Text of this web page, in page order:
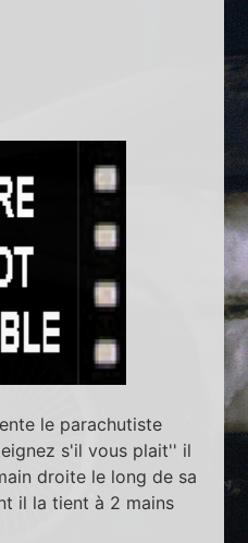
le parachutiste
s'il vous plait'' il
droite le long de sa
il la tient à 2 mains